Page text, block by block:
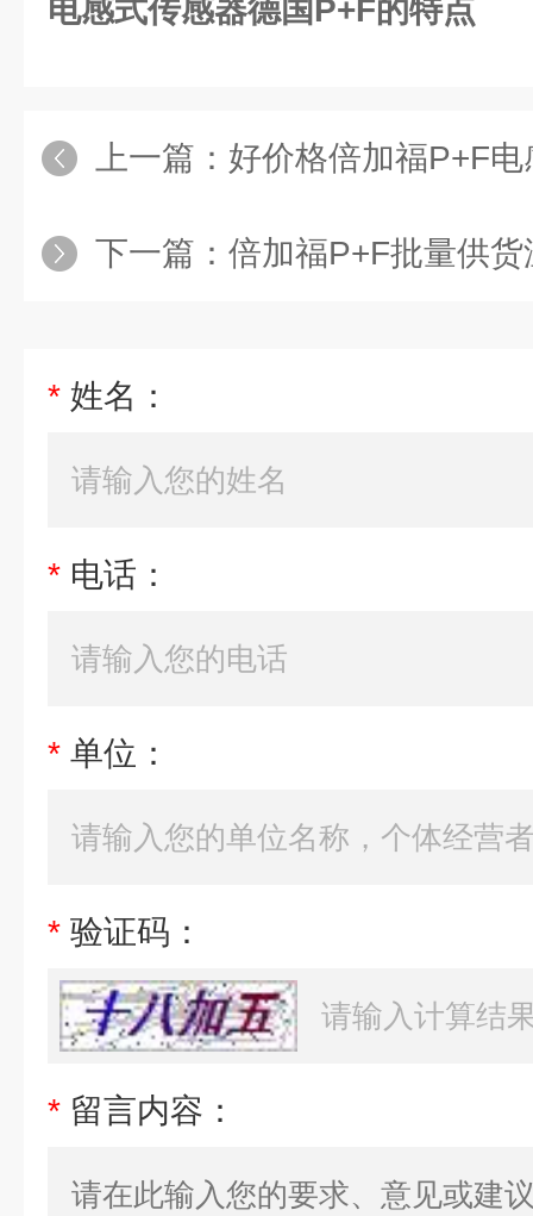
电感式传感器德国P+F的特点
上一篇： 好价格倍加福P+F
下一篇： 倍加福P+F批量供
* 姓名：
* 电话：
* 单位：
* 验证码：
* 留言内容：